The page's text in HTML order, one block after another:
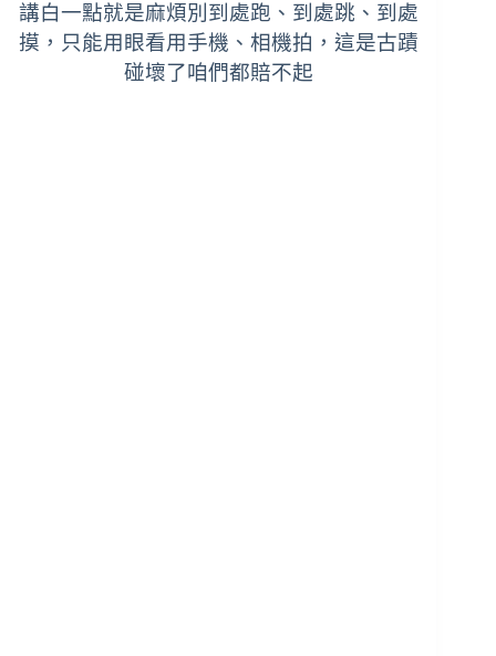
講白一點就是麻煩別到處跑、到處跳、到處
摸，只能用眼看用手機、相機拍，這是古蹟
碰壞了咱們都賠不起